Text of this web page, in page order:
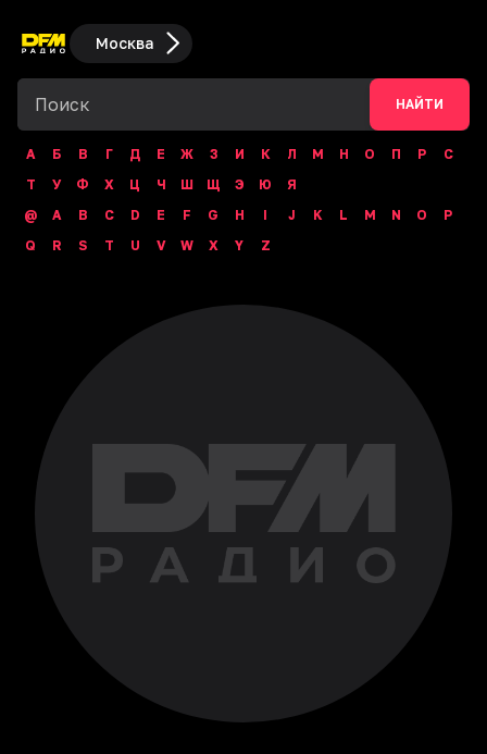
Москва
НАЙТИ
А Б В Г Д Е Ж З И К Л М Н О П Р
С
Т
У Ф Х Ц Ч Ш Щ Э Ю
Я
@
A B C D E F G H I J K L M N O
P
Q
R S T U V W X Y Z